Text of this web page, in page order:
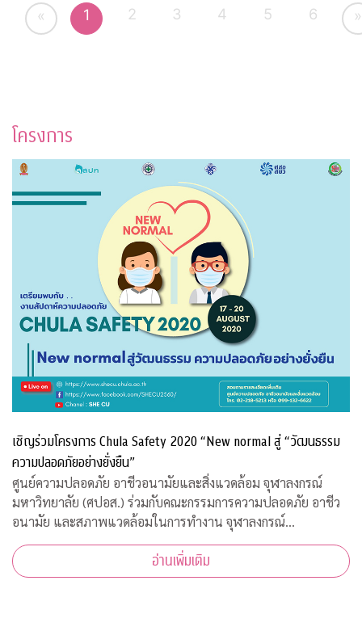
« 1 2 3 4 5 6 »
โครงการ
เชิญร่วมโครงการ Chula Safety 2020 “New normal สู่ “วัฒนธรรม
ความปลอดภัยอย่างยั่งยืน”
ศูนย์ความปลอดภัย อาชีวอนามัยและสิ่งแวดล้อม จุฬาลงกรณ์
มหาวิทยาลัย (ศปอส.) ร่วมกับคณะกรรมการความปลอดภัย อาชีว
อนามัย และสภาพแวดล้อมในการทำงาน จุฬาลงกรณ์
มหาวิทยาลัย และภาคีเครือข่าย จัดงาน “Chula Safety 2020
New normal สู่วัฒนธรรมความปลอดภัยอย่างยั่งยืน” ระหว
อ่านเพิ่มเติม